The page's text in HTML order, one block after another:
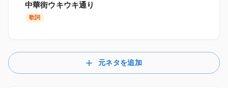
中華街ウキウキ通り
歌詞
元ネタを追加